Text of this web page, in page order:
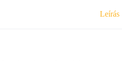
Leírás